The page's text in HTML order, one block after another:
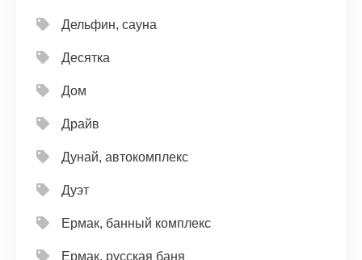
Дельфин, сауна
Десятка
Дом
Драйв
Дунай, автокомплекс
Дуэт
Ермак, банный комплекс
Ермак, русская баня